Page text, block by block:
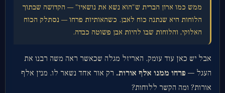
ממש כמו ארון הברית ש"הוא נשא את נושאיו" — הקדושה שבתוך
הלוחות היא שנתנה כוח לאבן. כשהאותיות פרחו — נסתלק הכוח
האלוקי, והלוחות שבו להיות אבן פשוטה כבדה.
אבל יש כאן עוד עומק. האריזל מגלה שכאשר ראה משה רבנו את
העגל — פרחו ממנו אלף אורות. רק אור אחד נשאר לו. מנין אלף
אורות? ומה הקשר ללוחות?